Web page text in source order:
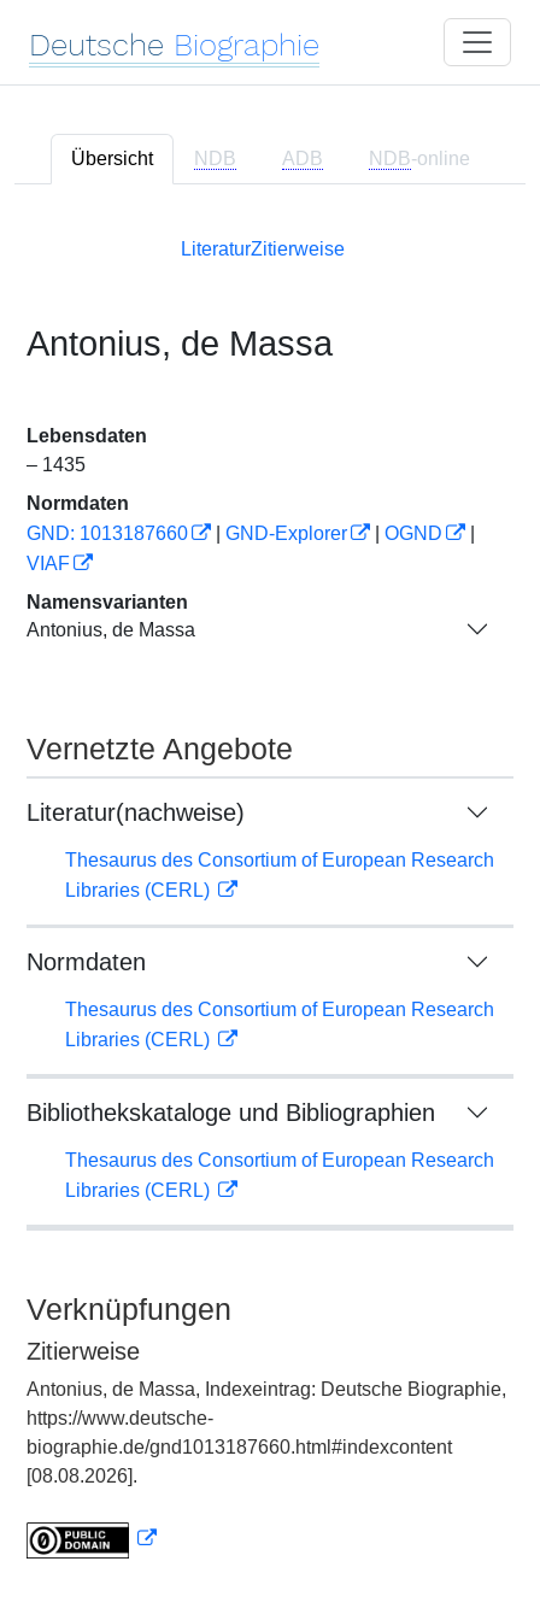
Deutsche Biographie
Übersicht NDB ADB NDB-online
LiteraturZitierweise
Antonius, de Massa
Lebensdaten
– 1435
Normdaten
GND: 1013187660
GND-Explorer OGND
VIAF
Namensvarianten
Antonius, de Massa
Vernetzte Angebote
Literatur(nachweise)
Thesaurus des Consortium of European Research
Libraries (CERL)
Normdaten
Thesaurus des Consortium of European Research
Libraries (CERL)
Bibliothekskataloge und Bibliographien
Thesaurus des Consortium of European Research
Libraries (CERL)
Verknüpfungen
Zitierweise
Antonius, de Massa, Indexeintrag: Deutsche Biographie,
https://www.deutsche-
biographie.de/gnd1013187660.html#indexcontent
[08.08.2026].